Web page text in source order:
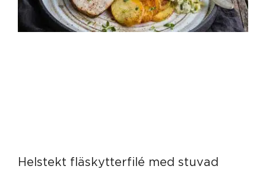
Helstekt fläskytterfilé med stuvad